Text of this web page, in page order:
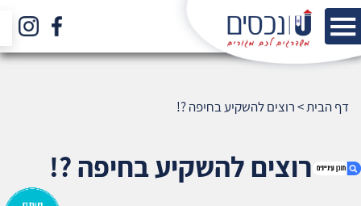
דף הבית>רוצים להשקיע בחיפה ?!
רוצים להשקיע בחיפה ?!